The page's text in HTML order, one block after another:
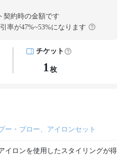
契約時の金額です
率が47%~53%になります
チケット
1 枚
ー・ブロー、アイロンセット
イロンを使用したスタイリングが得